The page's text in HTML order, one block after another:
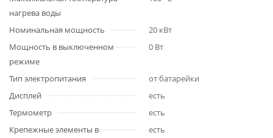
нагрева воды
Номинальная мощность
20 кВт
Мощность в выключенном
режиме
0 Вт
Тип электропитания
от батарейки
Дисплей
есть
Термометр
есть
Крепежные элементы в
есть